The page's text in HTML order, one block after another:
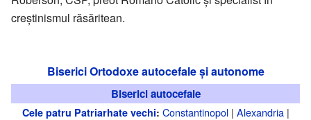
creștinismul răsăritean.
Biserici Ortodoxe autocefale și autonome
Biserici autocefale
Cele patru Patriarhate vechi: Constantinopol| Alexandria|